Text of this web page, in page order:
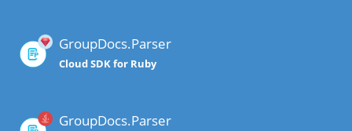
GroupDocs.Parser
Cloud SDK for Ruby
GroupDocs.Parser